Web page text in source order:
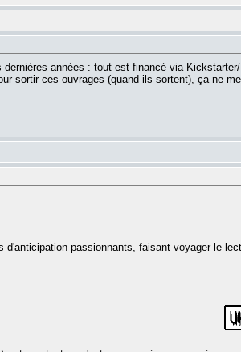
années : tout est financé via
sortir ces ouvrages (quand ils sortent), ça ne
passionnants, faisant voyager le